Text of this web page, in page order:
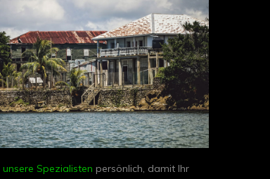
unsere Spezialisten persönlich, damit Ihr